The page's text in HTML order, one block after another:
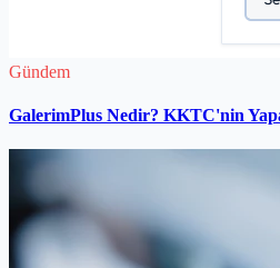
Gündem
GalerimPlus Nedir? KKTC'nin